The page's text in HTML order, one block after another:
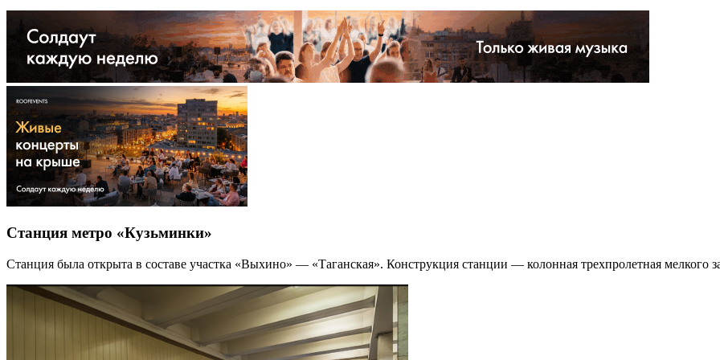
Станция метро «Кузьминки»
Станция была открыта в составе участка «Выхино» — «Таганская». Конструкция станции — колонная трехпролетная мелкого